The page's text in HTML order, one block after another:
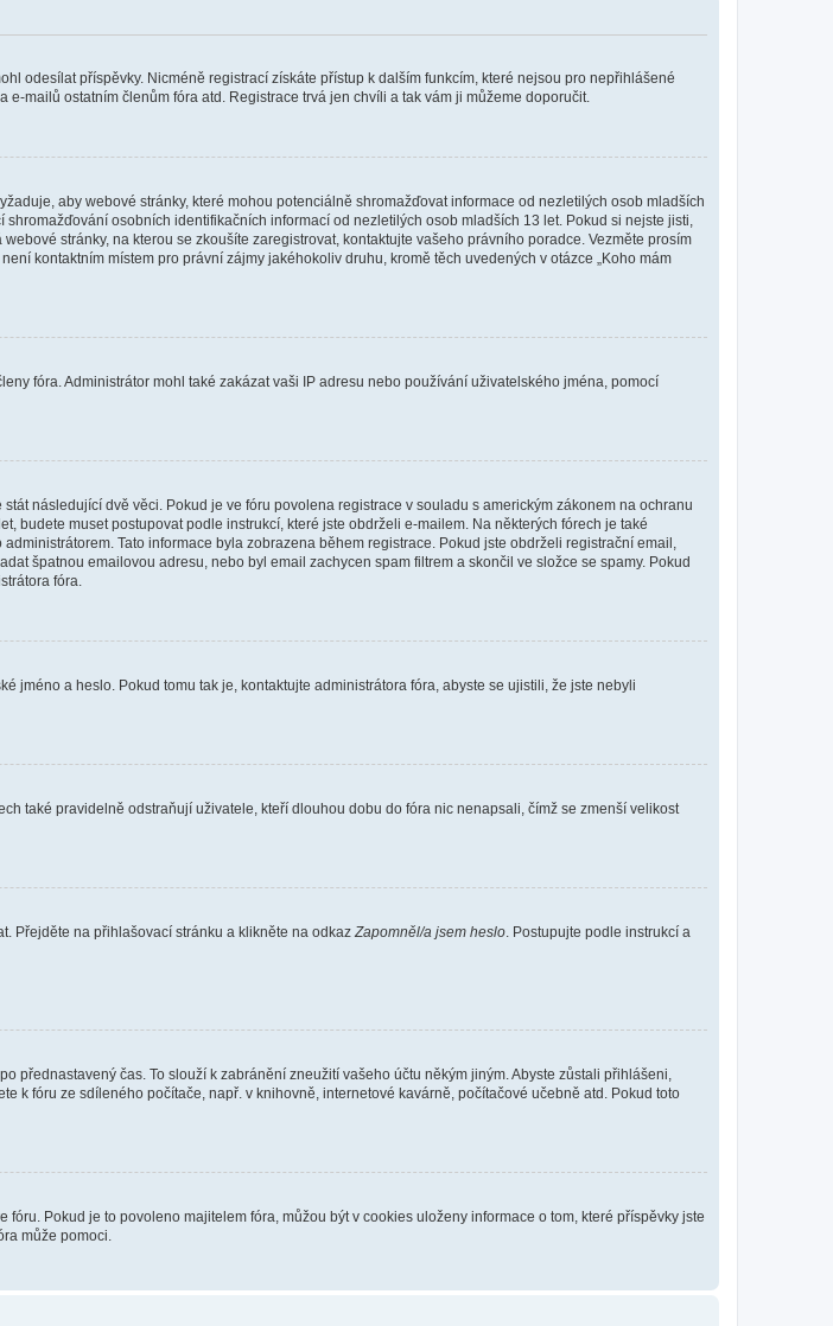
odesílat příspěvky. Nicméně registrací získáte přístup k dalším funkcím, které nejsou pro nepřihlášené
mailů ostatním členům fóra atd. Registrace trvá jen chvíli a tak vám ji můžeme doporučit.
aby webové stránky, které mohou potenciálně shromažďovat informace od nezletilých osob mladších
osobních identifikačních informací od nezletilých osob mladších 13 let. Pokud si nejste jisti,
stránky, na kterou se zkoušíte zaregistrovat, kontaktujte vašeho právního poradce. Vezměte prosím
kontaktním místem pro právní zájmy jakéhokoliv druhu, kromě těch uvedených v otázce „Koho mám
fóra. Administrátor mohl také zakázat vaši IP adresu nebo používání uživatelského jména, pomocí
následující dvě věci. Pokud je ve fóru povolena registrace v souladu s americkým zákonem na ochranu
budete muset postupovat podle instrukcí, které jste obdrželi e-mailem. Na některých fórech je také
Tato informace byla zobrazena během registrace. Pokud jste obdrželi registrační email,
špatnou emailovou adresu, nebo byl email zachycen spam filtrem a skončil ve složce se spamy. Pokud
fóra.
jméno a heslo. Pokud tomu tak je, kontaktujte administrátora fóra, abyste se ujistili, že jste nebyli
také pravidelně odstraňují uživatele, kteří dlouhou dobu do fóra nic nenapsali, čímž se zmenší velikost
Přejděte na přihlašovací stránku a klikněte na odkaz Zapomněl/a jsem heslo . Postupujte podle instrukcí a
přednastavený čas. To slouží k zabránění zneužití vašeho účtu někým jiným. Abyste zůstali přihlášeni,
k fóru ze sdíleného počítače, např. v knihovně, internetové kavárně, počítačové učebně atd. Pokud toto
Pokud je to povoleno majitelem fóra, můžou být v cookies uloženy informace o tom, které příspěvky jste
může pomoci.